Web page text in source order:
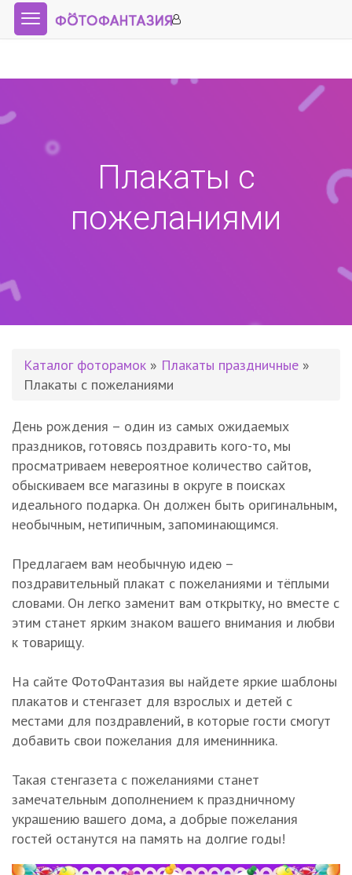
Плакаты с
пожеланиями
Каталог фоторамок » Плакаты праздничные »
Плакаты с пожеланиями
День рождения – один из самых ожидаемых
праздников, готовясь поздравить кого-то, мы
просматриваем невероятное количество сайтов,
обыскиваем все магазины в округе в поисках
идеального подарка. Он должен быть оригинальным,
необычным, нетипичным, запоминающимся.
Предлагаем вам необычную идею –
поздравительный плакат с пожеланиями и тёплыми
словами. Он легко заменит вам открытку, но вместе с
этим станет ярким знаком вашего внимания и любви
к товарищу.
На сайте ФотоФантазия вы найдете яркие шаблоны
плакатов и стенгазет для взрослых и детей с
местами для поздравлений, в которые гости смогут
добавить свои пожелания для именинника.
Такая стенгазета с пожеланиями станет
замечательным дополнением к праздничному
украшению вашего дома, а добрые пожелания
гостей останутся на память на долгие годы!